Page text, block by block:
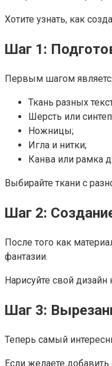
Хотите узнать, как
Шаг 1:
Первым шагом
Ткань разных
Шерсть или
Ножницы;
Игла и нитки;
Канва или рамка
Выбирайте ткани с
Шаг 2:
После того как
фантазии.
Нарисуйте свой
Шаг 3:
Теперь самый
Если желаете